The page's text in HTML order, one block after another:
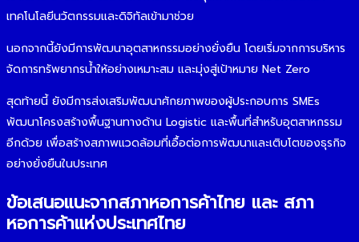
เทคโนโลยีนวัตกรรมและดิจิทัลเข้ามาช่วย
นอกจากนี้ยังมีการพัฒนาอุตสาหกรรมอย่างยั่งยืน โดยเริ่มจากการบริหาร
จัดการทรัพยากรน้ำให้อย่างเหมาะสม และมุ่งสู่เป้าหมาย Net Zero
สุดท้ายนี้ ยังมีการส่งเสริมพัฒนาศักยภาพของผู้ประกอบการ SMEs
พัฒนาโครงสร้างพื้นฐานทางด้าน Logistic และพื้นที่สำหรับอุตสาหกรรม
อีกด้วย เพื่อสร้างสภาพแวดล้อมที่เอื้อต่อการพัฒนาและเติบโตของธุรกิจ
อย่างยั่งยืนในประเทศ
ข้อเสนอแนะจากสภาหอการค้าไทย และ สภา
หอการค้าแห่งประเทศไทย